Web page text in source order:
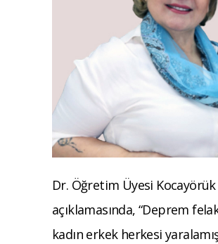
Dr. Öğretim Üyesi Kocayörük
açıklamasında, “Deprem
kadın erkek herkesi